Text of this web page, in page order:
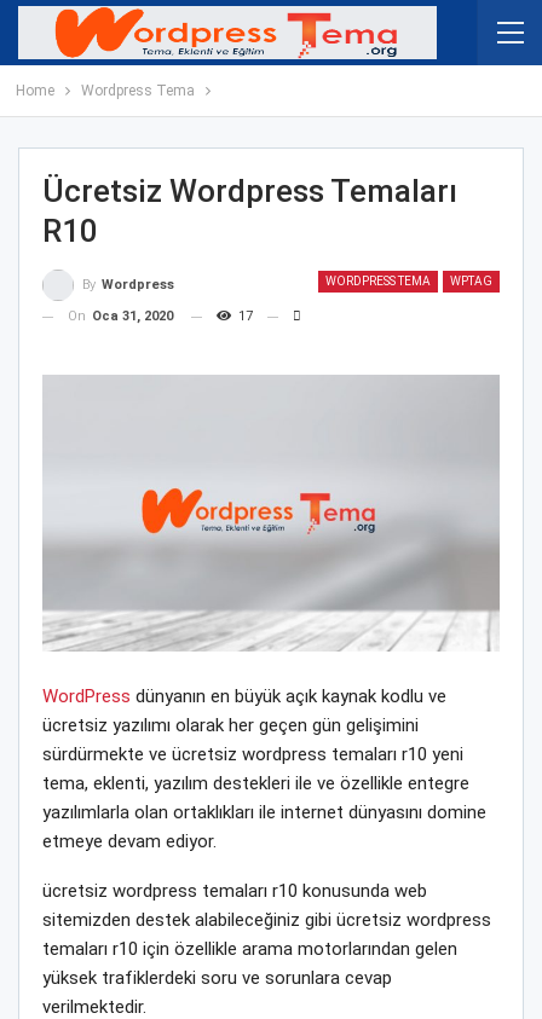
Home Wordpress Tema
Ücretsiz Wordpress Temaları
R10
WORDPRESS TEMA WPTAG
By Wordpress
On Oca 31, 2020 17
WordPress dünyanın en büyük açık kaynak kodlu ve
ücretsiz yazılımı olarak her geçen gün gelişimini
sürdürmekte ve ücretsiz wordpress temaları r10 yeni
tema, eklenti, yazılım destekleri ile ve özellikle entegre
yazılımlarla olan ortaklıkları ile internet dünyasını domine
etmeye devam ediyor.
ücretsiz wordpress temaları r10 konusunda web
sitemizden destek alabileceğiniz gibi ücretsiz wordpress
temaları r10 için özellikle arama motorlarından gelen
yüksek trafiklerdeki soru ve sorunlara cevap
verilmektedir.